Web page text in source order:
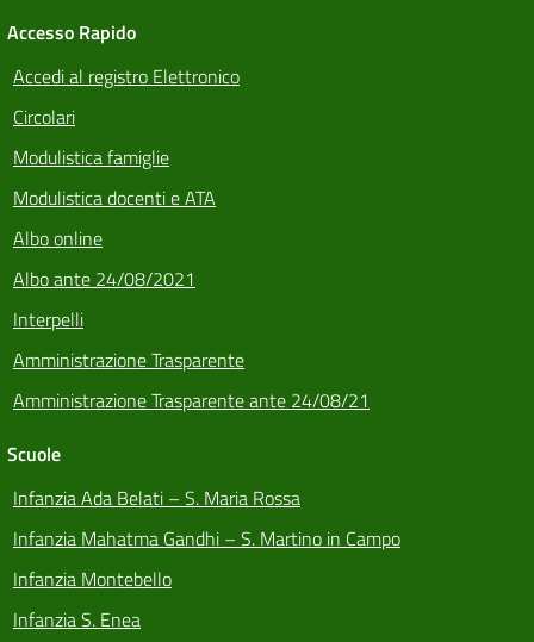
Accesso Rapido
Accedi al registro Elettronico
Circolari
Modulistica famiglie
Modulistica docenti e ATA
Albo online
Albo ante 24/08/2021
Interpelli
Amministrazione Trasparente
Amministrazione Trasparente ante 24/08/21
Scuole
Infanzia Ada Belati – S. Maria Rossa
Infanzia Mahatma Gandhi – S. Martino in Campo
Infanzia Montebello
Infanzia S. Enea